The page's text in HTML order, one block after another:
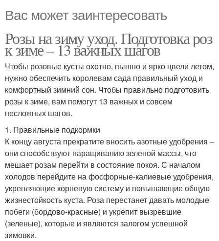
Вас может заинтересовать
Розы на зиму уход. Подготовка роз
к зиме – 13 важных шагов
Чтобы розовые кусты охотно, пышно и ярко цвели летом,
нужно обеспечить королевам сада правильный уход и
комфортный зимний сон. Чтобы правильно подготовить
розы к зиме, вам помогут 13 важных и совсем
несложных шагов.
1. Правильные подкормки
К концу августа прекратите вносить азотные удобрения –
они способствуют наращиванию зеленой массы, что
мешает розам перейти в состояние покоя. С началом
холодов перейдите на фосфорные-калиевые удобрения,
укрепляющие корневую систему и повышающие общую
жизнестойкость куста. Роза перестанет давать молодые
побеги (бордово-красные) и укрепит вызревшие
(зеленые), которые и являются залогом успешной
зимовки.